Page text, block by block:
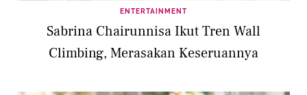
ENTERTAINMENT
Sabrina Chairunnisa Ikut Tren Wall
Climbing, Merasakan Keseruannya